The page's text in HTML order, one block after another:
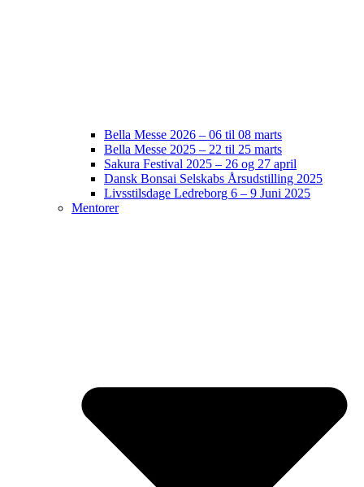
Bella Messe 2026 – 06 til 08 marts
Bella Messe 2025 – 22 til 25 marts
Sakura Festival 2025 – 26 og 27 april
Dansk Bonsai Selskabs Årsudstilling 2025
Livsstilsdage Ledreborg 6 – 9 Juni 2025
Mentorer